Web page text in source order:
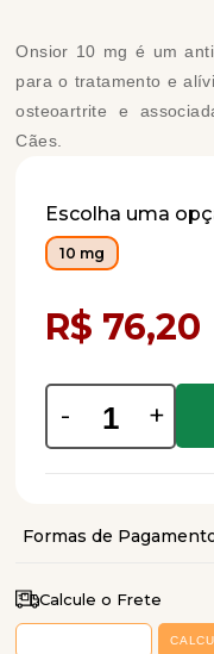
Onsior 10 mg é um
para o tratamento e
osteoartrite e
Cães.
Escolha uma
10 mg
R$ 76,20
- +
Calcule o Frete